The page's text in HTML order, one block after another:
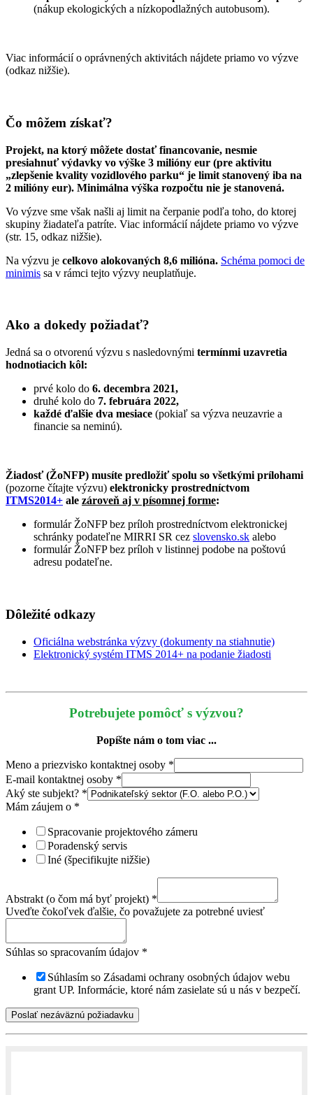
(nákup ekologických a nízkopodlažných autobusom).
Viac informácií o oprávnených aktivitách nájdete priamo vo výzve
(odkaz nižšie).
Čo môžem získať?
Projekt, na ktorý môžete dostať financovanie, nesmie
presiahnuť výdavky vo výške 3 milióny eur (pre aktivitu
„zlepšenie kvality vozidlového parku“ je limit stanovený iba na
2 milióny eur). Minimálna výška rozpočtu nie je stanovená.
Vo výzve sme však našli aj limit na čerpanie podľa toho, do ktorej
skupiny žiadateľa patríte. Viac informácií nájdete priamo vo výzve
(str. 15, odkaz nižšie).
Na výzvu je celkovo alokovaných 8,6 milióna. Schéma pomoci de
minimis sa v rámci tejto výzvy neuplatňuje.
Ako a dokedy požiadať?
Jedná sa o otvorenú výzvu s nasledovnými termínmi uzavretia
hodnotiacich kôl:
prvé kolo do 6. decembra 2021,
druhé kolo do 7. februára 2022,
každé ďalšie dva mesiace (pokiaľ sa výzva neuzavrie a
financie sa neminú).
Žiadosť (ŽoNFP) musíte predložiť spolu so všetkými prílohami
(pozorne čítajte výzvu) elektronicky prostredníctvom
ITMS2014+ ale zároveň aj v písomnej forme:
formulár ŽoNFP bez príloh prostredníctvom elektronickej
schránky podateľne MIRRI SR cez slovensko.sk alebo
formulár ŽoNFP bez príloh v listinnej podobe na poštovú
adresu podateľne.
Dôležité odkazy
Oficiálna webstránka výzvy (dokumenty na stiahnutie)
Elektronický systém ITMS 2014+ na podanie žiadosti
Potrebujete pomôcť s výzvou?
Popíšte nám o tom viac ...
Meno a priezvisko kontaktnej osoby *
E-mail kontaktnej osoby *
Aký ste subjekt? *
Mám záujem o *
Spracovanie projektového zámeru
Poradenský servis
Iné (špecifikujte nižšie)
Abstrakt (o čom má byť projekt) *
Uveďte čokoľvek ďalšie, čo považujete za potrebné uviesť
Súhlas so spracovaním údajov *
Súhlasím so Zásadami ochrany osobných údajov webu
grant UP. Informácie, ktoré nám zasielate sú u nás v bezpečí.
Poslať nezáväznú požiadavku